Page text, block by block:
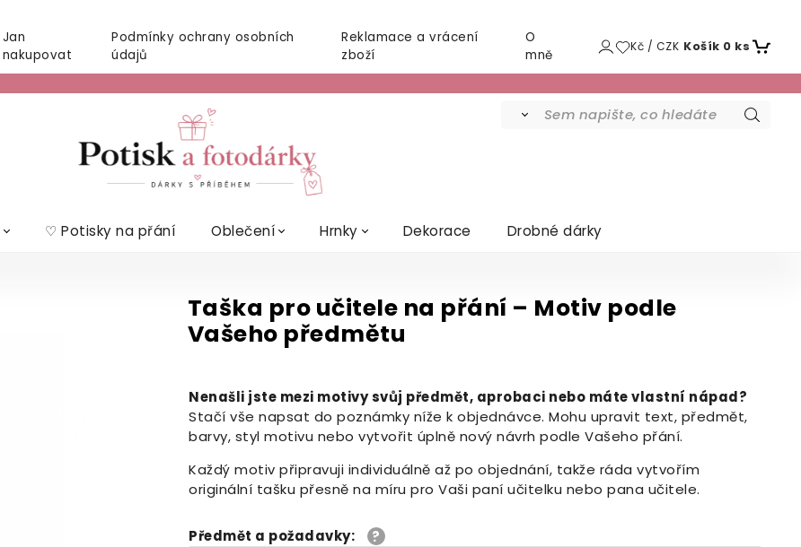
Jan
nakupovat
Podmínky ochrany osobních
údajů
Reklamace a vrácení
zboží
O
mně
Kč / CZK Košík 0 ks
♡ Potisky na přání Oblečení Hrnky Dekorace Drobné dárky
Taška pro učitele na přání – Motiv podle
Vašeho předmětu
Nenašli jste mezi motivy svůj předmět, aprobaci nebo máte vlastní nápad?
Stačí vše napsat do poznámky níže k objednávce. Mohu upravit text, předmět,
barvy, styl motivu nebo vytvořit úplně nový návrh podle Vašeho přání.
Každý motiv připravuji individuálně až po objednání, takže ráda vytvořím
originální tašku přesně na míru pro Vaši paní učitelku nebo pana učitele.
Předmět a požadavky: